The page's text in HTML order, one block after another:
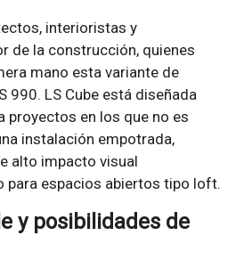
interioristas y
de la construcción, quienes
mano esta variante de
990. LS Cube está diseñada
proyectos en los que no es
instalación empotrada,
alto impacto visual
para espacios abiertos tipo loft.
y posibilidades de